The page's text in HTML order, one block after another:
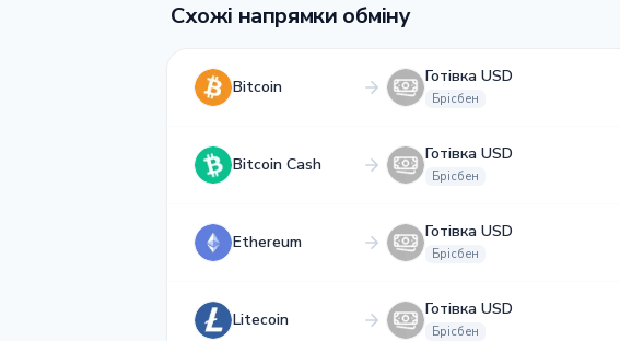
Схожі напрямки обміну
Bitcoin
Готівка USD
Брісбен
Bitcoin Cash
Готівка USD
Брісбен
Ethereum
Готівка USD
Брісбен
Litecoin
Готівка USD
Брісбен